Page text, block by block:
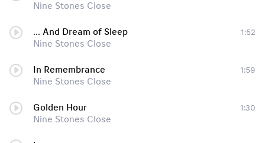
Nine Stones Close
... And Dream of Sleep
Nine Stones Close
1:52
In Remembrance
Nine Stones Close
1:59
Golden Hour
Nine Stones Close
1:30